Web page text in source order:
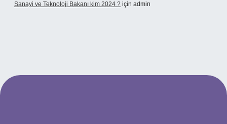
Sanayi ve Teknoloji Bakanı kim 2024 ? için admin
giriş